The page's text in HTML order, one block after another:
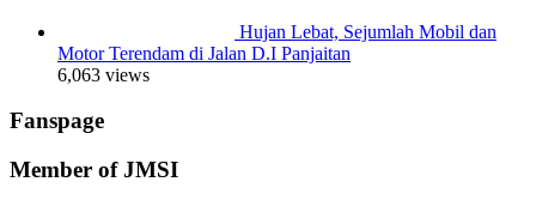
Hujan Lebat, Sejumlah Mobil dan
Motor Terendam di Jalan D.I Panjaitan
6,063 views
Fanspage
Member of JMSI